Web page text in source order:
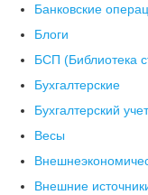
Банковские
Блоги
БСП (Библиотека
Бухгалтерские
Бухгалтерский
Весы
Внешние